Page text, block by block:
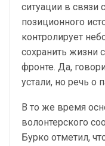
ситуации в
позиционного
контролирует
сохранить жизни
фронте. Да,
устали, но речь о
В то же время
волонтерского
Бурко отметил,